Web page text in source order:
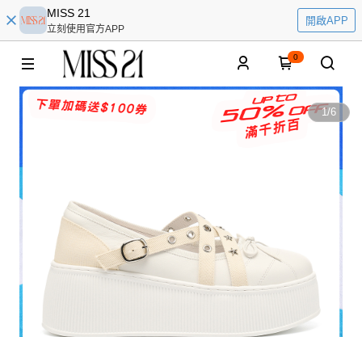
MISS 21
立刻使用官方APP
開啟APP
0
1/6